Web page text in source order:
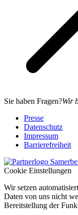
Sie haben Fragen?Wir
Presse
Datenschutz
Impressum
Barrierefreiheit
Cookie Einstellungen
Wir setzen
Daten von uns nicht
Bereitstellung der